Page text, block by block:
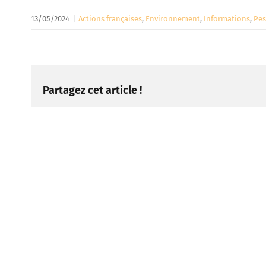
13/05/2024 Actions françaises, Environnement, Informations,
Partagez cet article !